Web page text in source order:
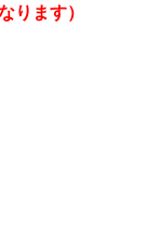
ります）